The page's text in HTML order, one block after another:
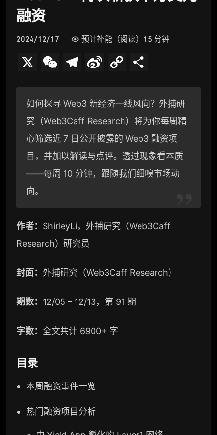
融资
2024/12/17 预计补能（阅读）15 分钟
W
C
h
a
t
l
e
g
r
a
n
a
W
e
i
o
p
y
L
i
n
如何探寻 Web3 新经济一线风向？外捕研
究（Web3Caff Research）将为你每周精
心筛选近 7 日公开披露的 Web3 融资项
目，并加以解读与点评。透过现象看本质
——每周 10 分钟，跟随我们细嗅市场动
向。
作者： ShirleyLi，外捕研究（Web3Caff
Research）研究员
封面： 外捕研究（Web3Caff Research）
期数： 12/05 – 12/13，第 91 期
字数： 全文共计 6900+ 字
目录
本周融资事件一览
热门融资项目分析